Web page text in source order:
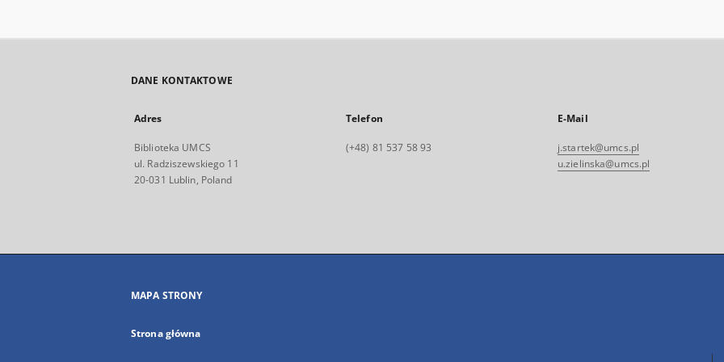
DANE KONTAKTOWE
Adres
Biblioteka UMCS
ul. Radziszewskiego 11
20-031 Lublin, Poland
Telefon
(+48) 81 537 58 93
E-Mail
j.startek@umcs.pl
u.zielinska@umcs.pl
MAPA STRONY
Strona główna